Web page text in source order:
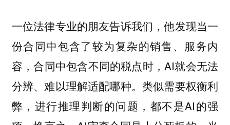
一位法律专业的朋友告诉我们，他发现当一
份合同中包含了较为复杂的销售、服务内
容，合同中包含不同的税点时，AI就会无法
分辨、难以理解适配哪种。类似需要权衡利
弊，进行推理判断的问题，都不是AI的强